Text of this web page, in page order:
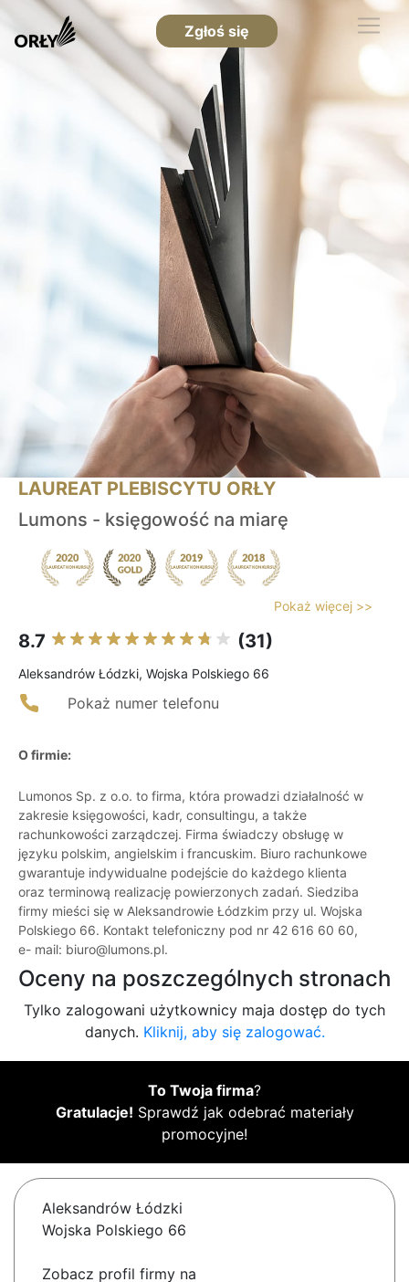
Zgłoś się
LAUREAT PLEBISCYTU ORŁY
Lumons - księgowość na miarę
Pokaż więcej >>
8.7 (31)
Aleksandrów Łódzki, Wojska Polskiego 66
Pokaż numer telefonu
O firmie:
Lumonos Sp. z o.o. to firma, która prowadzi działalność w
zakresie księgowości, kadr, consultingu, a także
rachunkowości zarządczej. Firma świadczy obsługę w
języku polskim, angielskim i francuskim. Biuro rachunkowe
gwarantuje indywidualne podejście do każdego klienta
oraz terminową realizację powierzonych zadań. Siedziba
firmy mieści się w Aleksandrowie Łódzkim przy ul. Wojska
Polskiego 66. Kontakt telefoniczny pod nr 42 616 60 60,
e- mail: biuro@lumons.pl.
Oceny na poszczególnych stronach
Tylko zalogowani użytkownicy maja dostęp do tych
danych. Kliknij, aby się zalogować.
To Twoja firma?
Gratulacje! Sprawdź jak odebrać materiały
promocyjne!
Aleksandrów Łódzki
Wojska Polskiego 66
Zobacz profil firmy na